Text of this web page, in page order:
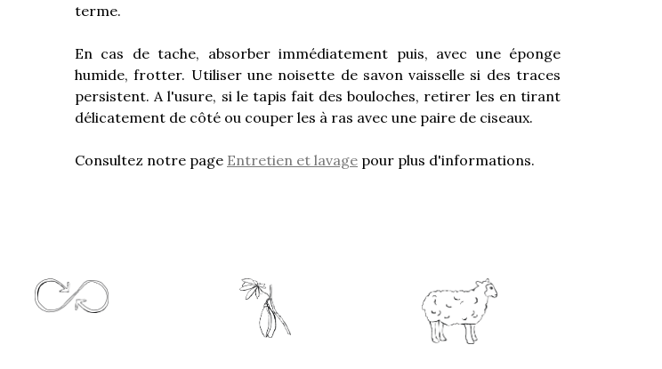
terme.
En cas de tache, absorber immédiatement puis, avec une éponge
humide, frotter. Utiliser une noisette de savon vaisselle si des traces
persistent. A l'usure, si le tapis fait des bouloches, retirer les en tirant
délicatement de côté ou couper les à ras avec une paire de ciseaux.
Consultez notre page Entretien et lavage pour plus d'informations.